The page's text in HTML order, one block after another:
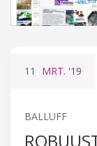
11 MRT. '19
BALLUFF